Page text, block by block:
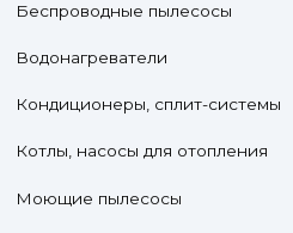
Беспроводные пылесосы
Водонагреватели
Кондиционеры, сплит-системы
Котлы, насосы для отопления
Моющие пылесосы